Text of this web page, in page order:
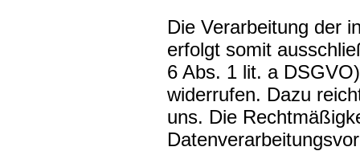
Die Verarbeitung der
erfolgt somit
6 Abs. 1 lit. a
widerrufen. Dazu
uns. Die